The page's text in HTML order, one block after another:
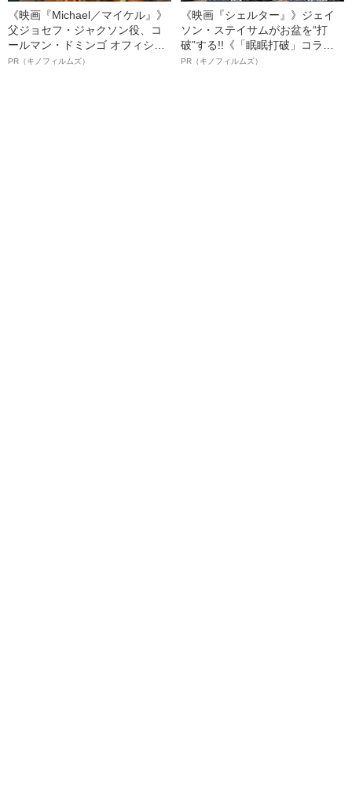
《映画『Michael／マイケル』》
父ジョセフ・ジャクソン役、コ
ールマン・ドミンゴ オフィシャ
ルインタビュー“観客を魅了した
PR（キノフィルムズ）
《映画『シェルター』》ジェイ
ソン・ステイサムがお盆を“打
破”する!!《「眠眠打破」コラ
ボ》
PR（キノフィルムズ）